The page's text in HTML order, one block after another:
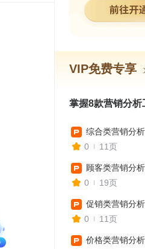
VIP免费专享
掌握8款营销分析
综合类营销分
0
11页
顾客类营销分
0
19页
促销类营销分
0
11页
价格类营销分